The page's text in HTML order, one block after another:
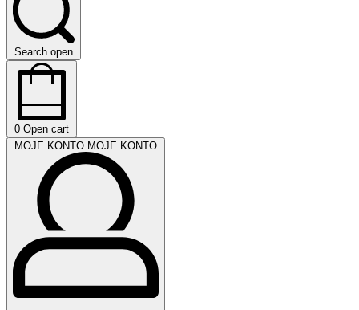
Search open
0 Open cart
MOJE KONTO MOJE KONTO